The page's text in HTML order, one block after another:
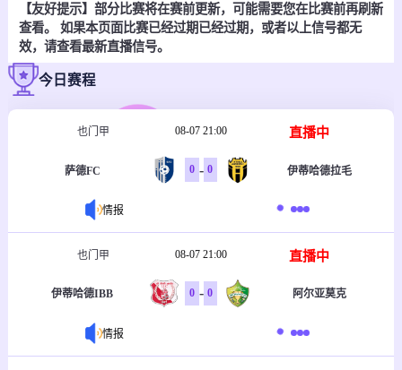
【友好提示】部分比赛将在赛前更新，可能需要您在比赛前再刷新
查看。 如果本页面比赛已经过期已经过期，或者以上信号都无
效，请查看最新直播信号。
今日赛程
也门甲 08-07 21:00 直播中
萨德FC 0 - 0 伊蒂哈德拉毛
情报
也门甲 08-07 21:00 直播中
伊蒂哈德IBB 0 - 0 阿尔亚莫克
情报